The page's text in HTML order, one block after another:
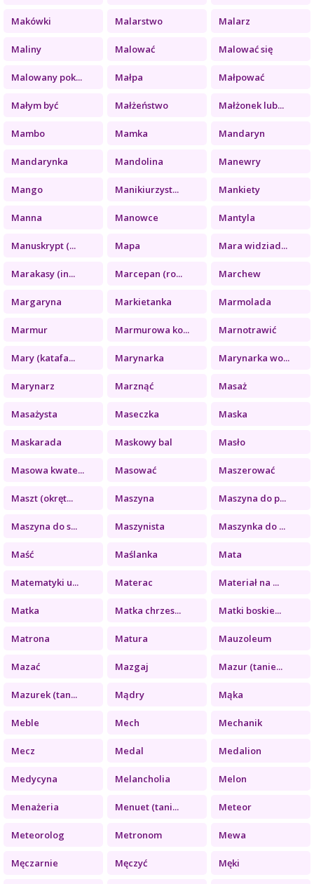
Makówki Malarstwo Malarz
Maliny Malować Malować się
Malowany pok... Małpa Małpować
Małym być Małżeństwo Małżonek lub...
Mambo Mamka Mandaryn
Mandarynka Mandolina Manewry
Mango Manikiurzyst... Mankiety
Manna Manowce Mantyla
Manuskrypt (... Mapa Mara widziad...
Marakasy (in... Marcepan (ro... Marchew
Margaryna Markietanka Marmolada
Marmur Marmurowa ko... Marnotrawić
Mary (katafa... Marynarka Marynarka wo...
Marynarz Marznąć Masaż
Masażysta Maseczka Maska
Maskarada Maskowy bal Masło
Masowa kwate... Masować Maszerować
Maszt (okręt... Maszyna Maszyna do p...
Maszyna do s... Maszynista Maszynka do ...
Maść Maślanka Mata
Matematyki u... Materac Materiał na ...
Matka Matka chrzes... Matki boskie...
Matrona Matura Mauzoleum
Mazać Mazgaj Mazur (tanie...
Mazurek (tan... Mądry Mąka
Meble Mech Mechanik
Mecz Medal Medalion
Medycyna Melancholia Melon
Menażeria Menuet (tani... Meteor
Meteorolog Metronom Mewa
Męczarnie Męczyć Męki